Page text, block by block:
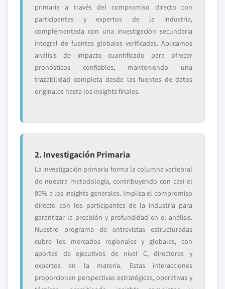
primaria a través del compromiso directo con
participantes y expertos de la industria,
complementada con una investigación secundaria
integral de fuentes globales verificadas. Aplicamos
análisis de impacto cuantificado para ofrecer
pronósticos confiables, manteniendo una
trazabilidad completa desde las fuentes de datos
originales hasta los insights finales.
2. Investigación Primaria
La investigación primaria forma la columna vertebral
de nuestra metodología, contribuyendo con casi el
80% a los insights generales. Implica el compromiso
directo con los participantes de la industria para
garantizar la precisión y profundidad en el análisis.
Nuestro programa de entrevistas estructuradas
cubre los mercados regionales y globales, con
aportes de ejecutivos de nivel C, directores y
expertos en la materia. Estas interacciones
proporcionan perspectivas estratégicas, operativas y